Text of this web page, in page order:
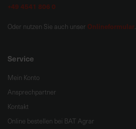
+49 4541 806 0
Oder nutzen Sie auch unser Onlineformular.
Service
Mein Konto
Ansprechpartner
Kontakt
Online bestellen bei BAT Agrar